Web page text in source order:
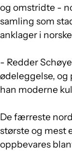
og omstridte -
samling som
anklager i
- Redder
ødeleggelse, og
han moderne
De færreste
største og mest
oppbevares